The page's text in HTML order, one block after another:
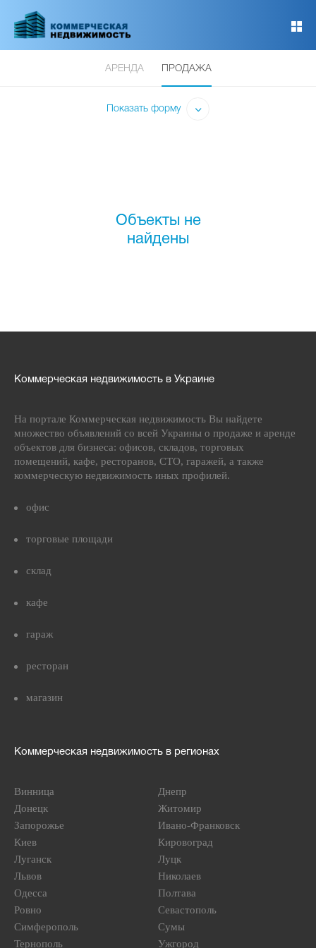
основному
АРЕНДА ПРОДАЖА
Показать форму
Объекты не
найдены
Коммерческая недвижимость в Украине
На портале Коммерческая недвижимость Вы найдете
множество объявлений со всей Украины о продаже и аренде
объектов для бизнеса: офисов, складов, торговых
помещений, кафе, ресторанов, СТО, гаражей, а также
коммерческую недвижимость иных профилей.
офис
торговые площади
склад
кафе
гараж
ресторан
магазин
Коммерческая недвижимость в регионах
Винница
Днепр
Донецк
Житомир
Запорожье
Ивано-Франковск
Киев
Кировоград
Луганск
Луцк
Львов
Николаев
Одесса
Полтава
Ровно
Севастополь
Симферополь
Сумы
Тернополь
Ужгород